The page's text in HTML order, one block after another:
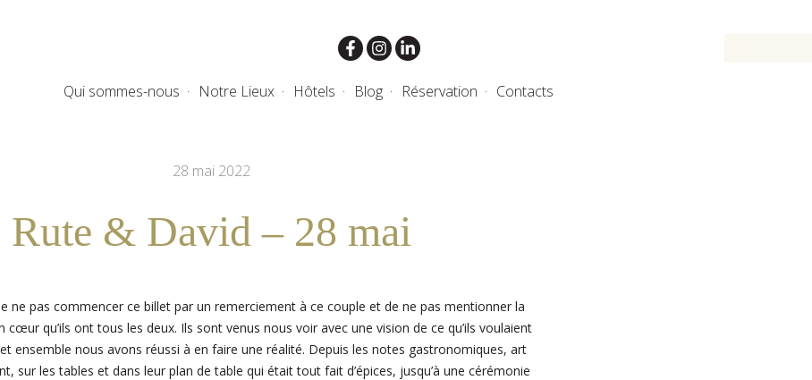
Qui sommes-nous Notre Lieux Hôtels Blog Réservation Contacts
28 mai 2022
Rute & David – 28 mai
ne pas commencer ce billet par un remerciement à ce couple et de ne pas mentionner la
cœur qu’ils ont tous les deux. Ils sont venus nous voir avec une vision de ce qu’ils voulaient
ensemble nous avons réussi à en faire une réalité. Depuis les notes gastronomiques, art
sur les tables et dans leur plan de table qui était tout fait d’épices, jusqu’à une cérémonie